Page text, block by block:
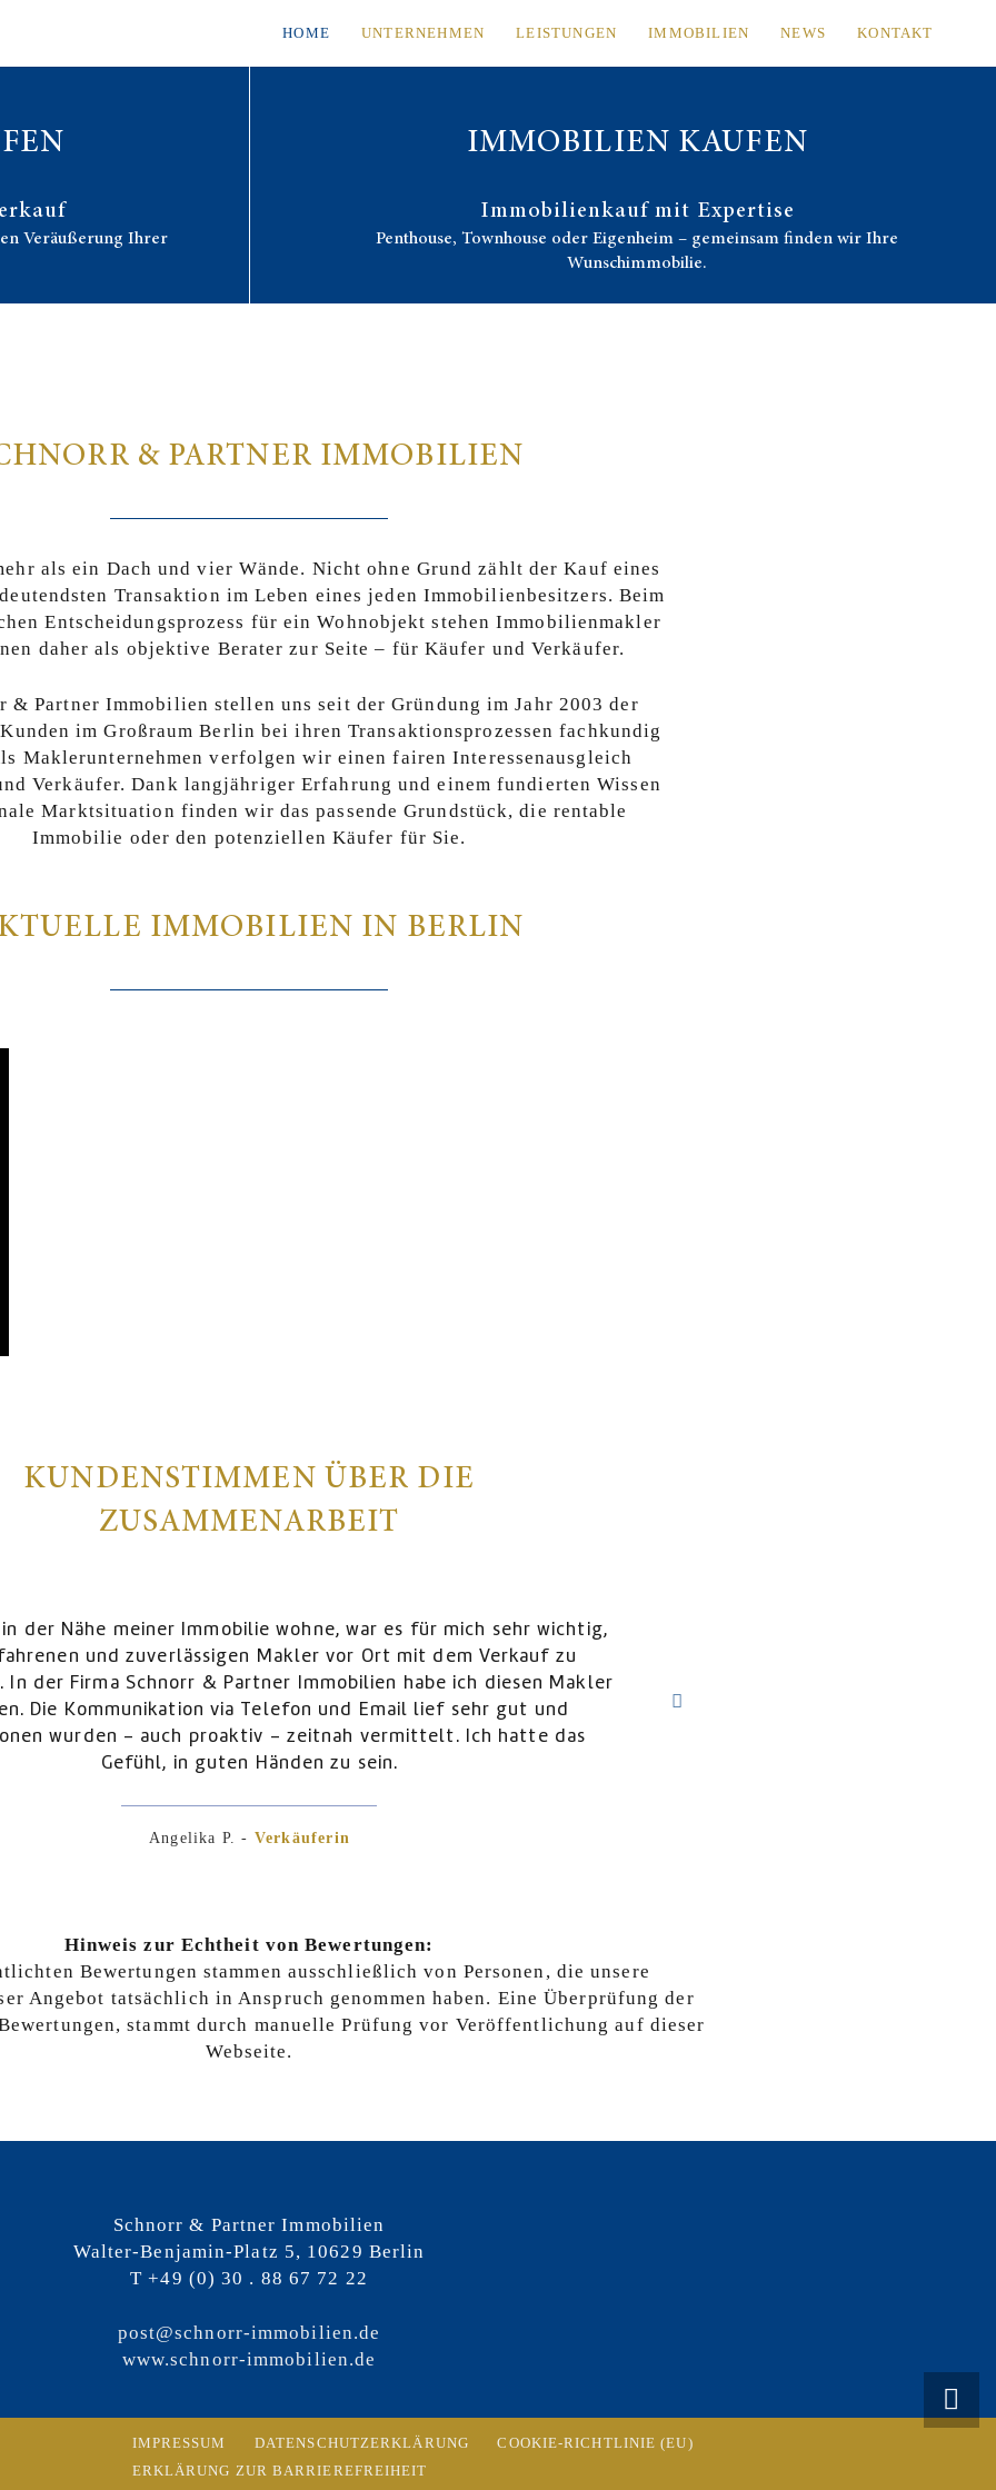
HOME UNTERNEHMEN LEISTUNGEN IMMOBILIEN NEWS KONTAKT
Veräußerung Ihrer
IMMOBILIEN KAUFEN
Immobilienkauf mit Expertise
Penthouse, Townhouse oder Eigenheim – gemeinsam finden wir Ihre
Wunschimmobilie.
& PARTNER IMMOBILIEN
als ein Dach und vier Wände. Nicht ohne Grund zählt der Kauf eines
Transaktion im Leben eines jeden Immobilienbesitzers. Beim
Entscheidungsprozess für ein Wohnobjekt stehen Immobilienmakler
daher als objektive Berater zur Seite – für Käufer und Verkäufer.
& Partner Immobilien stellen uns seit der Gründung im Jahr 2003 der
im Großraum Berlin bei ihren Transaktionsprozessen fachkundig
Maklerunternehmen verfolgen wir einen fairen Interessenausgleich
Verkäufer. Dank langjähriger Erfahrung und einem fundierten Wissen
Marktsituation finden wir das passende Grundstück, die rentable
Immobilie oder den potenziellen Käufer für Sie.
IMMOBILIEN IN BERLIN
KUNDENSTIMMEN ÜBER DIE
ZUSAMMENARBEIT
wohne, war es für mich sehr wichtig,
vor Ort mit dem Verkauf zu
Immobilien habe ich diesen Makler
und Email lief sehr gut und
- zeitnah vermittelt. Ich hatte das
zu sein.
Herr Schnorr ist ein erfahrener,
Hinweis zur Echtheit von Bewertungen:
Bewertungen stammen ausschließlich von Personen, die unsere
Angebot tatsächlich in Anspruch genommen haben. Eine Überprüfung der
stammt durch manuelle Prüfung vor Veröffentlichung auf dieser
Webseite.
Schnorr & Partner Immobilien
Walter-Benjamin-Platz 5, 10629 Berlin
T +49 (0) 30 . 88 67 72 22
post@schnorr-immobilien.de
www.schnorr-immobilien.de
IMPRESSUM DATENSCHUTZERKLÄRUNG
COOKIE-RICHTLINIE (EU)
ERKLÄRUNG ZUR BARRIEREFREIHEIT